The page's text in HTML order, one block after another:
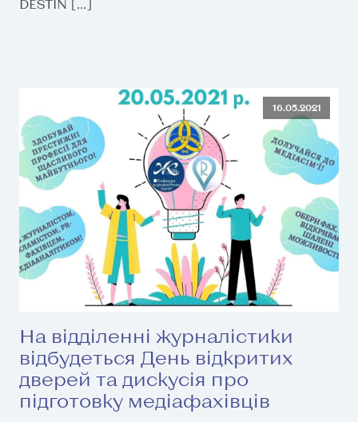
DESTIN […]
16.05.2021
На відділенні журналістики
відбудеться День відкритих
дверей та дискусія про
підготовку медіафахівців